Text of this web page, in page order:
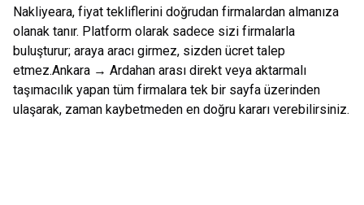
Nakliyeara, fiyat tekliflerini doğrudan firmalardan almanıza
olanak tanır. Platform olarak sadece sizi firmalarla
buluşturur; araya aracı girmez, sizden ücret talep
etmez.Ankara → Ardahan arası direkt veya aktarmalı
taşımacılık yapan tüm firmalara tek bir sayfa üzerinden
ulaşarak, zaman kaybetmeden en doğru kararı verebilirsiniz.